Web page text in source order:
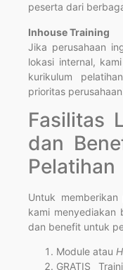
peserta dari
Inhouse Training
Jika perusahaan
lokasi internal,
kurikulum
prioritas
Fasilitas
dan
Pelatihan
Untuk
kami menyediakan
dan benefit untuk
Module atau
GRATIS